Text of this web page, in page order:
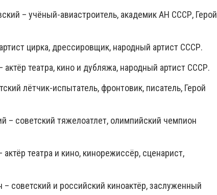
– учёный-авиастроитель, академик АН СССР, Герой
цирка, дрессировщик, народный артист СССР.
актёр театра, кино и дубляжа, народный артист СССР.
лётчик-испытатель, фронтовик, писатель, Герой
– советский тяжелоатлет, олимпийский чемпион
актёр театра и кино, кинорежиссёр, сценарист,
советский и российский киноактёр, заслуженный